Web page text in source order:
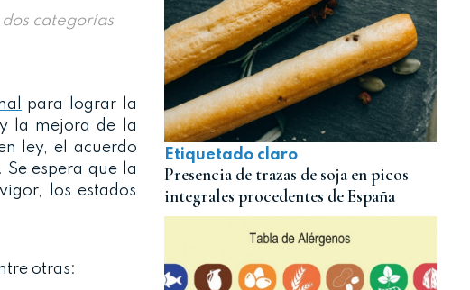
categorías
para lograr la
y la mejora de la
ley, el acuerdo
espera que la
los estados
otras:
Etiquetado claro
Presencia de trazas de soja en picos
integrales procedentes de España